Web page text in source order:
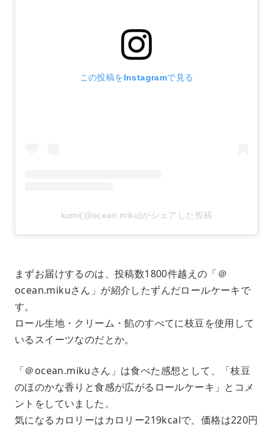
この投稿をInstagramで見る
kumi(@ocean.miku)がシェアした投稿
まずお届けするのは、投稿数1800件越えの「＠
ocean.mikuさん」が紹介したずんだロールケーキで
す。
ロール生地・クリーム・餡のすべてに枝豆を使用して
いるスイーツなのだとか。
「＠ocean.mikuさん」は食べた感想として、「枝豆
のほのかな香りと食感が広がるロールケーキ」とコメ
ントをしていました。
気になるカロリーはカロリー219kcalで、価格は220円